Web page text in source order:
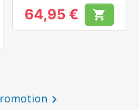
Prix
64,95 € 
